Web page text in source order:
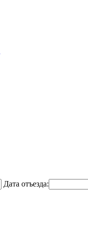
Дата отъезда: